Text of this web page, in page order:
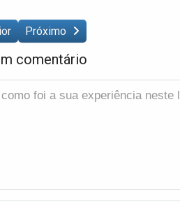
Próximo
comentário